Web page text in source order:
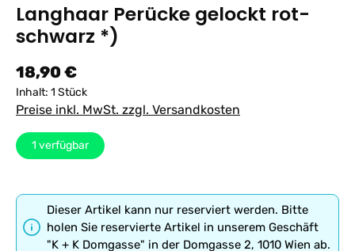
Langhaar Perücke gelockt rot-
schwarz *)
Regulärer Preis:
18,90 €
Inhalt: 1 Stück
Preise inkl. MwSt. zzgl. Versandkosten
1 verfügbar
Dieser Artikel kann nur reserviert werden. Bitte
holen Sie reservierte Artikel in unserem Geschäft
"K + K Domgasse" in der Domgasse 2, 1010 Wien ab.